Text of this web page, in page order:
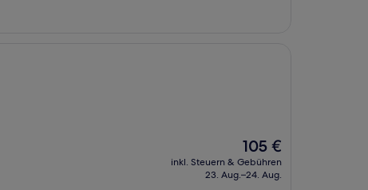
Der
Preis
beträgt
105 €
inkl. Steuern & Gebühren
23. Aug.–24. Aug.